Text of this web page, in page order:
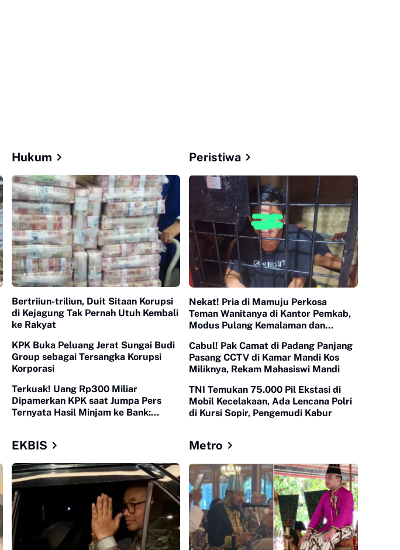
Hukum
Bertriiun-triliun, Duit Sitaan Korupsi
di Kejagung Tak Pernah Utuh Kembali
ke Rakyat
KPK Buka Peluang Jerat Sungai Budi
Group sebagai Tersangka Korupsi
Korporasi
Terkuak! Uang Rp300 Miliar
Dipamerkan KPK saat Jumpa Pers
Ternyata Hasil Minjam ke Bank:
Peristiwa
Nekat! Pria di Mamuju Perkosa
Teman Wanitanya di Kantor Pemkab,
Modus Pulang Kemalaman dan
Cabul! Pak Camat di Padang Panjang
Pasang CCTV di Kamar Mandi Kos
Miliknya, Rekam Mahasiswi Mandi
TNI Temukan 75.000 Pil Ekstasi di
Mobil Kecelakaan, Ada Lencana Polri
di Kursi Sopir, Pengemudi Kabur
EKBIS Metro